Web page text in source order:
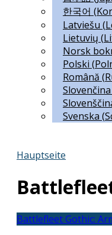
한국어 (
Latviešu (
Lietuvių (
Norsk
Polski (
Română (
Slovenčina
Svenska (
Hauptseite
Battlefleet Gothic: